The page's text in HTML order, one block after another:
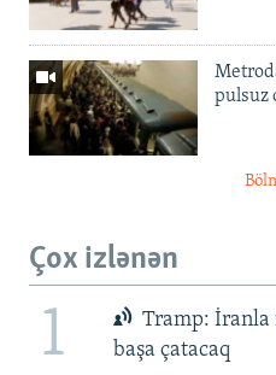
pulsuz
Çox izlənən
1
Tramp: İranla
başa çatacaq